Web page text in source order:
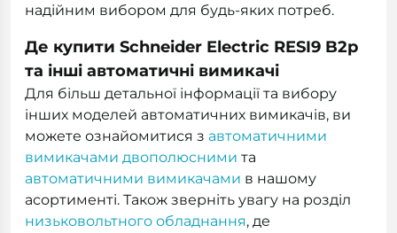
надійним вибором для будь-яких потреб.
Де купити Schneider Electric RESI9 B2р
та інші автоматичні вимикачі
Для більш детальної інформації та вибору
інших моделей автоматичних вимикачів, ви
можете ознайомитися з автоматичними
вимикачами двополюсними та
автоматичними вимикачами в нашому
асортименті. Також зверніть увагу на розділ
низьковольтного обладнання, де